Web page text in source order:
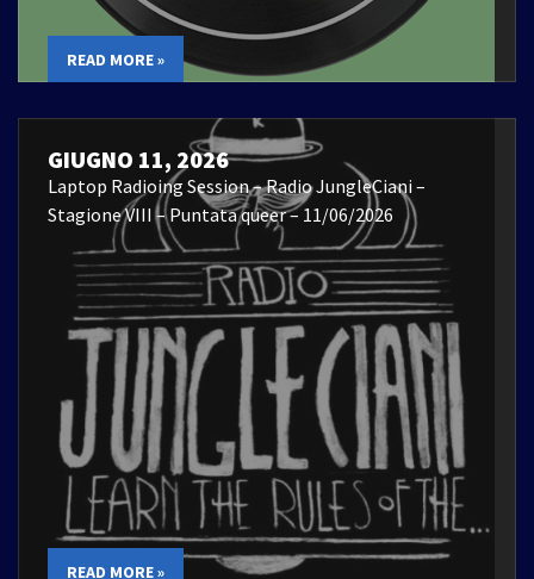
READ MORE »
GIUGNO 11, 2026
Laptop Radioing Session – Radio JungleCiani –
Stagione VIII – Puntata queer – 11/06/2026
READ MORE »